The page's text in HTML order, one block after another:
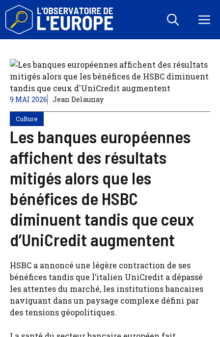
Aller
contenu
9 MAI 2026 Jean Delaunay
Culture
Les banques européennes
affichent des résultats
mitigés alors que les
bénéfices de HSBC
diminuent tandis que ceux
d’UniCredit augmentent
HSBC a annoncé une légère contraction de ses
bénéfices tandis que l’italien UniCredit a dépassé
les attentes du marché, les institutions bancaires
naviguant dans un paysage complexe défini par
des tensions géopolitiques.